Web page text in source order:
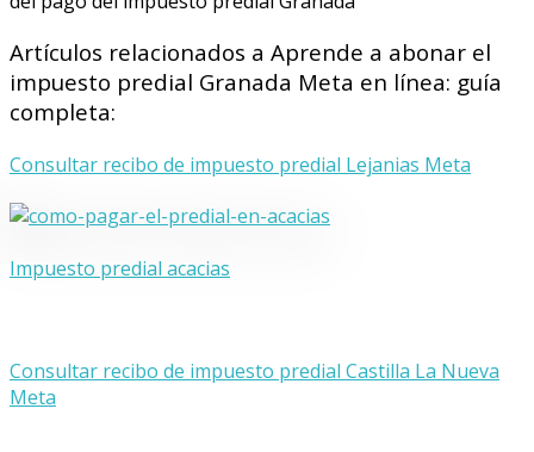
Artículos relacionados a Aprende a abonar el
impuesto predial Granada Meta en línea: guía
completa:
Consultar recibo de impuesto predial Lejanias Meta
Impuesto predial acacias
Consultar recibo de impuesto predial Castilla La Nueva
Meta